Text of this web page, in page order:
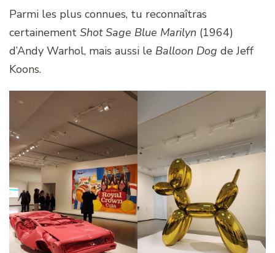
Parmi les plus connues, tu reconnaîtras
certainement Shot Sage Blue Marilyn (1964)
d’Andy Warhol, mais aussi le Balloon Dog de Jeff
Koons.